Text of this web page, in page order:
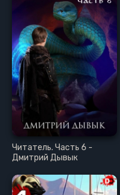
Читатель. Часть 6 -
Дмитрий Дывык